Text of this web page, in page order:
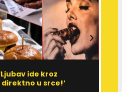
‘Ljubav ide kroz
u srce!’